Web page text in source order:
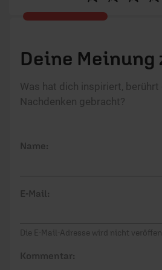
Deine Meinung
Was hat dich inspiriert, berührt
Nachdenken gebracht?
Name:
E-Mail:
Die E-Mail-Adresse wird nicht
Kommentar: